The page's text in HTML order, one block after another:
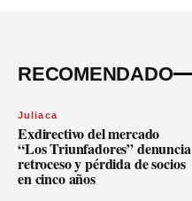
RECOMENDADO
Juliaca
Exdirectivo del mercado
“Los Triunfadores” denuncia
retroceso y pérdida de socios
en cinco años